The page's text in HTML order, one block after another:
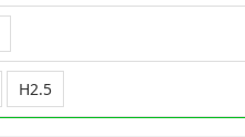
H2.5